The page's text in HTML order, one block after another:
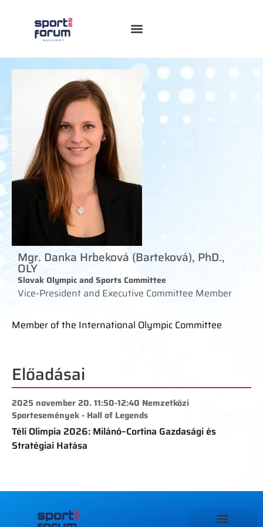
Mgr. Danka Hrbeková (Barteková), PhD.,
OLY
Slovak Olympic and Sports Committee
Vice-President and Executive Committee Member
Member of the International Olympic Committee
Előadásai
2025 november 20. 11:50-12:40 Nemzetközi
Sportesemények - Hall of Legends
Téli Olimpia 2026: Milánó–Cortina Gazdasági és
Stratégiai Hatása